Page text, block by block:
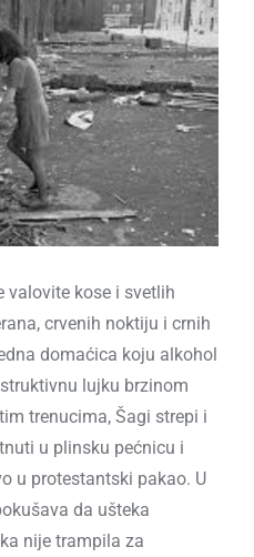
valovite kose i svetlih
crvenih noktiju i crnih
domaćica koju alkohol
lujku brzinom
trenucima, Šagi strepi i
u plinsku pećnicu i
u protestantski pakao. U
da ušteka
nije trampila za